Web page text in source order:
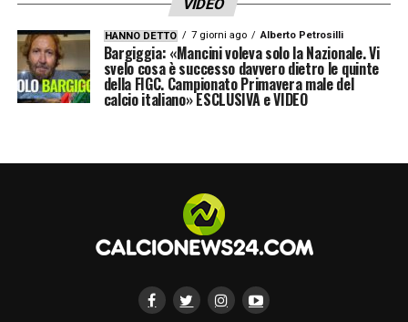
VIDEO
HANNO DETTO 7 giorni ago Alberto Petrosilli
Bargiggia: «Mancini voleva solo la Nazionale. Vi
svelo cosa è successo davvero dietro le quinte
della FIGC. Campionato Primavera male del
calcio italiano» ESCLUSIVA e VIDEO